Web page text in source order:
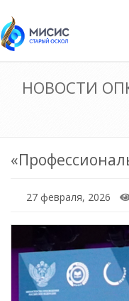
НОВОСТИ
27 февраля, 2026